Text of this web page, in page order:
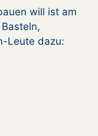
will ist am
Leute dazu: